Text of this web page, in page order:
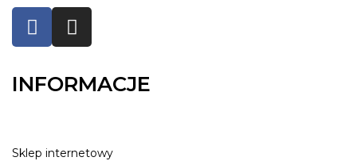
INFORMACJE
Sklep internetowy